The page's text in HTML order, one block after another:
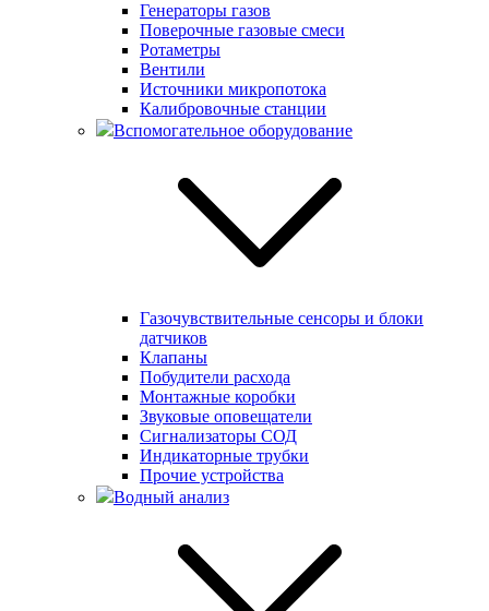
Генераторы газов
Поверочные газовые смеси
Ротаметры
Вентили
Источники микропотока
Калибровочные станции
Вспомогательное оборудование
Газочувствительные сенсоры и блоки
датчиков
Клапаны
Побудители расхода
Монтажные коробки
Звуковые оповещатели
Сигнализаторы СОД
Индикаторные трубки
Прочие устройства
Водный анализ